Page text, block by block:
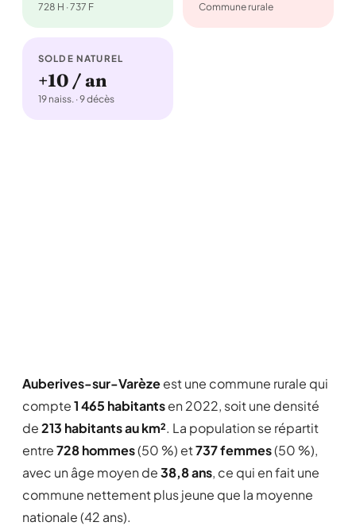
728 H · 737 F Commune rurale
SOLDE NATUREL
+10 / an
19 naiss. · 9 décès
Auberives-sur-Varèzeest une commune rurale qui
compte1 465 habitantsen 2022, soit une densité
de213 habitants au km². La population se répartit
entre728 hommes(50 %) et737 femmes(50 %),
avec un âge moyen de38,8 ans, ce qui en fait une
commune nettement plus jeune que la moyenne
nationale (42 ans).